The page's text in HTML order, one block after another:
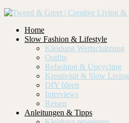
Home
Slow Fashion & Lifestyle
Kleidung Wertschätzung
Outfits
Refashion & Upcycling
Kreativität & Slow Living
DIY Ideen
Interviews
Reisen
Anleitungen & Tipps